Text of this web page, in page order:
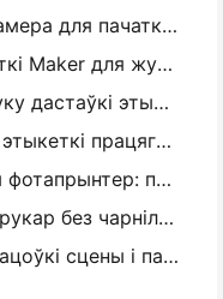
Лепшая імгненная камера для пачаткоўцаў, якія не хочуць марнаваць паперу
Лепшы колер этыкеткі Maker для журналізацыі і Scrapbooking: Дадаць больш колеру на кожную старонку
Рукопіс супраць друку дастаўкі этыкеткі: парады для малых прадпрыемстваў у 2026 годзе
Чаму ваша прынтэр этыкеткі працягвае забураць?
Як выбраць кішэнны фотапрынтер: поўны кіраўніцтва для журналістаў, падарожжаў і карыстальнікаў iPhone
Лепшы пераносны друкар без чарнілаў для падарожжаў, школы і мабільнай працы: Hanin MT620 Pro Review
Міні Фота Ідэі распрацоўкі сцены і парады для ўпрыгожвання спальні і спальні